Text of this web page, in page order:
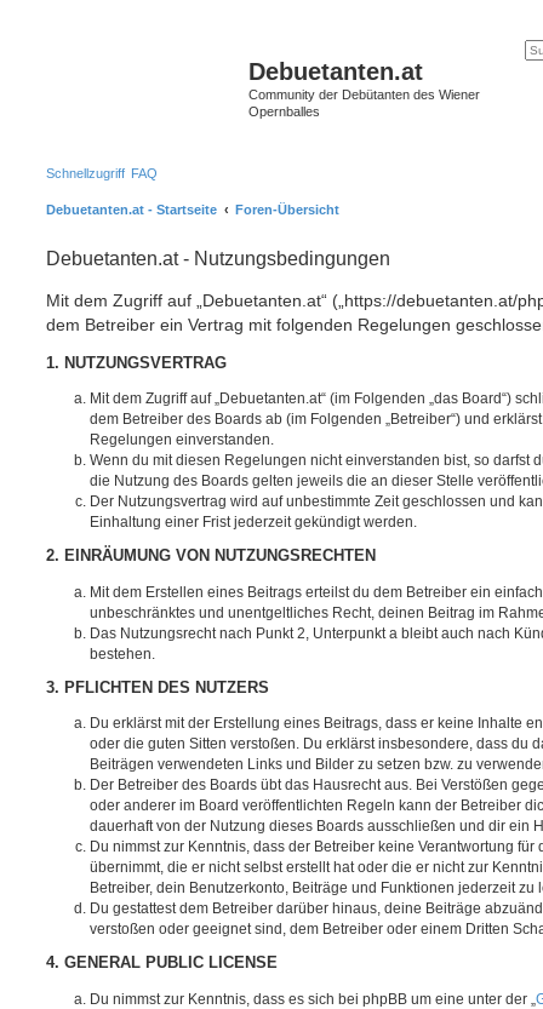
Debuetanten.at
Community der Debütanten des Wiener
Opernballes
Schnellzugriff FAQ
Debuetanten.at - Startseite Foren-Übersicht
Debuetanten.at - Nutzungsbedingungen
Mit dem Zugriff auf „Debuetanten.at“ („https://debuetanten.at/
dem Betreiber ein Vertrag mit folgenden Regelungen
1. NUTZUNGSVERTRAG
Mit dem Zugriff auf „Debuetanten.at“ (im Folgenden „das Board“)
dem Betreiber des Boards ab (im Folgenden „Betreiber“) und
Regelungen einverstanden.
Wenn du mit diesen Regelungen nicht einverstanden bist, so darfst
die Nutzung des Boards gelten jeweils die an dieser Stelle
Der Nutzungsvertrag wird auf unbestimmte Zeit geschlossen und
Einhaltung einer Frist jederzeit gekündigt werden.
2. EINRÄUMUNG VON NUTZUNGSRECHTEN
Mit dem Erstellen eines Beitrags erteilst du dem Betreiber ein
unbeschränktes und unentgeltliches Recht, deinen Beitrag im
Das Nutzungsrecht nach Punkt 2, Unterpunkt a bleibt auch nach
bestehen.
3. PFLICHTEN DES NUTZERS
Du erklärst mit der Erstellung eines Beitrags, dass er keine Inhalte
oder die guten Sitten verstoßen. Du erklärst insbesondere, dass du
Beiträgen verwendeten Links und Bilder zu setzen bzw. zu
Der Betreiber des Boards übt das Hausrecht aus. Bei Verstößen
oder anderer im Board veröffentlichten Regeln kann der Betreiber
dauerhaft von der Nutzung dieses Boards ausschließen und dir ein
Du nimmst zur Kenntnis, dass der Betreiber keine Verantwortung für
übernimmt, die er nicht selbst erstellt hat oder die er nicht zur
Betreiber, dein Benutzerkonto, Beiträge und Funktionen jederzeit zu
Du gestattest dem Betreiber darüber hinaus, deine Beiträge
verstoßen oder geeignet sind, dem Betreiber oder einem Dritten
4. GENERAL PUBLIC LICENSE
Du nimmst zur Kenntnis, dass es sich bei phpBB um eine unter der „